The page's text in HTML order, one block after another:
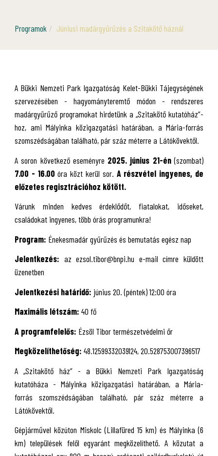
Programok Júniusi madárgyűrűzés a Szitakötő háznál
A Bükki Nemzeti Park Igazgatóság Kelet-Bükki Tájegységének
szervezésében - hagyományteremtő módon - rendszeres
madárgyűrűző programokat hirdetünk a „Szitakötő kutatóház”-
hoz, ami Mályinka közigazgatási határában, a Mária-forrás
szomszédságában található, pár száz méterre a Látókövektől.
A soron következő eseményre 2025. június 21-én(szombat)
7.00 - 16.00 óra közt kerül sor. A részvétel ingyenes, de
előzetes regisztrációhoz kötött.
Várunk minden kedves érdeklődőt, fiatalokat, időseket,
családokat ingyenes, több órás programunkra!
Program: Énekesmadár gyűrűzés és bemutatás egész nap
Jelentkezés: az ezsol.tibor@bnpi.hu e-mail címre küldött
üzenetben
Jelentkezési határidő: június 20. (péntek) 12:00 óra
Maximális létszám: 40 fő
A programfelelős: Ézsöl Tibor természetvédelmi őr
Megközelíthetőség: 48.12599332039124, 20.528753007396517
A „Szitakötő ház” - a Bükki Nemzeti Park Igazgatóság
kutatóháza - Mályinka közigazgatási határában, a Mária-
forrás szomszédságában található, pár száz méterre a
Látókövektől.
Gépjárművel közúton Miskolc (Lillafüred 15 km) és Mályinka (6
km) települések felől egyaránt megközelíthető. A közutat a